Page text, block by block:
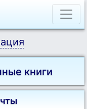
книги